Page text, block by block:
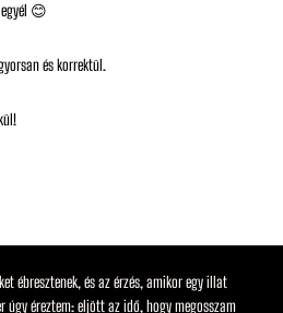
😊
és korrektül.
ébresztenek, és az érzés, amikor egy illat
úgy éreztem: eljött az idő, hogy megosszam